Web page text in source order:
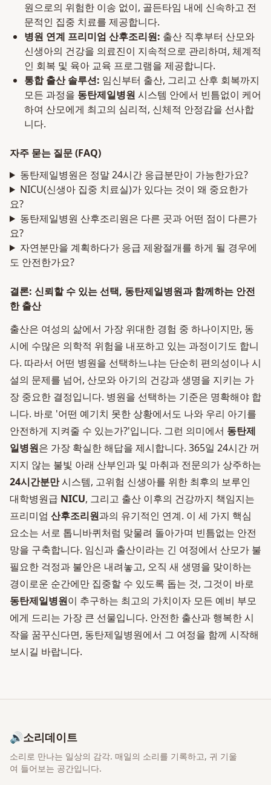
원으로의 위험한 이송 없이, 골든타임 내에 신속하고 전
문적인 집중 치료를 제공합니다.
병원 연계 프리미엄 산후조리원: 출산 직후부터 산모와
신생아의 건강을 의료진이 지속적으로 관리하며, 체계적
인 회복 및 육아 교육 프로그램을 제공합니다.
통합 출산 솔루션: 임신부터 출산, 그리고 산후 회복까지
모든 과정을 동탄제일병원 시스템 안에서 빈틈없이 케어
하여 산모에게 최고의 심리적, 신체적 안정감을 선사합
니다.
자주 묻는 질문 (FAQ)
동탄제일병원은 정말 24시간 응급분만이 가능한가요?
NICU(신생아 집중 치료실)가 있다는 것이 왜 중요한가
요?
동탄제일병원 산후조리원은 다른 곳과 어떤 점이 다른가
요?
자연분만을 계획하다가 응급 제왕절개를 하게 될 경우에
도 안전한가요?
결론: 신뢰할 수 있는 선택, 동탄제일병원과 함께하는 안전
한 출산
출산은 여성의 삶에서 가장 위대한 경험 중 하나이지만, 동
시에 수많은 의학적 위험을 내포하고 있는 과정이기도 합니
다. 따라서 어떤 병원을 선택하느냐는 단순히 편의성이나 시
설의 문제를 넘어, 산모와 아기의 건강과 생명을 지키는 가
장 중요한 결정입니다. 병원을 선택하는 기준은 명확해야 합
니다. 바로 '어떤 예기치 못한 상황에서도 나와 우리 아기를
안전하게 지켜줄 수 있는가?'입니다. 그런 의미에서 동탄제
일병원은 가장 확실한 해답을 제시합니다. 365일 24시간 꺼
지지 않는 불빛 아래 산부인과 및 마취과 전문의가 상주하는
24시간분만시스템, 고위험 신생아를 위한 최후의 보루인
대학병원급 NICU, 그리고 출산 이후의 건강까지 책임지는
프리미엄 산후조리원과의 유기적인 연계. 이 세 가지 핵심
요소는 서로 톱니바퀴처럼 맞물려 돌아가며 빈틈없는 안전
망을 구축합니다. 임신과 출산이라는 긴 여정에서 산모가 불
필요한 걱정과 불안은 내려놓고, 오직 새 생명을 맞이하는
경이로운 순간에만 집중할 수 있도록 돕는 것, 그것이 바로
동탄제일병원이 추구하는 최고의 가치이자 모든 예비 부모
에게 드리는 가장 큰 선물입니다. 안전한 출산과 행복한 시
작을 꿈꾸신다면, 동탄제일병원에서 그 여정을 함께 시작해
보시길 바랍니다.
🔊소리데이트
소리로 만나는 일상의 감각. 매일의 소리를 기록하고, 귀 기울
여 들어보는 공간입니다.